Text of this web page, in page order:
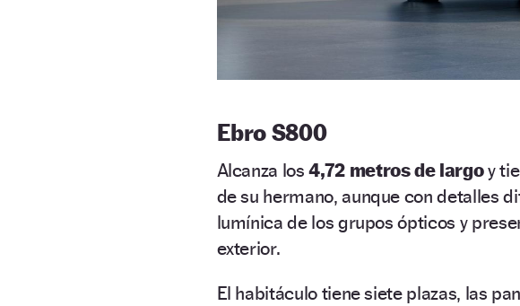
Ebro S800
Alcanza los4,72 metros de largoy
de su hermano, aunque con detalles
lumínica de los grupos ópticos y
exterior.
El habitáculo tiene siete plazas, las